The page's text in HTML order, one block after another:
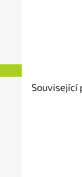
Související